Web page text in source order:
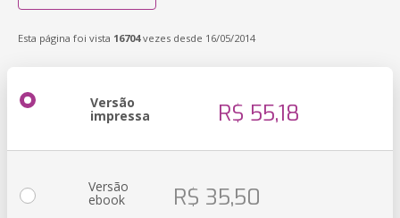
Esta página foi vista 16704vezes desde 16/05/2014
Versão
impressa R$ 55,18
Versão
ebook R$ 35,50